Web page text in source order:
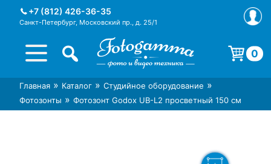
+7 (812) 426-36-35
Санкт-Петербург, Московский пр., д. 25/1
Интернет-магазин фототехники
Foto-Gamma в СПб
Магазин фотоаксессуаров foto-
gamma.ru
0
Корзина пуста.
Главная » Каталог » Студийное оборудование »
Фотозонты » Фотозонт Godox UB-L2 просветный 150 см